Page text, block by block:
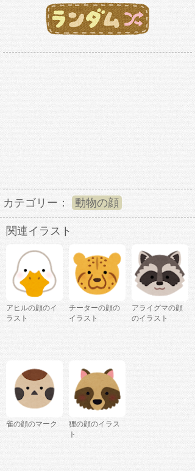
カテゴリー： 動物の顔
関連イラスト
アヒルの顔のイ
ラスト
チーターの顔の
イラスト
アライグマの顔
のイラスト
雀の顔のマーク
狸の顔のイラス
ト